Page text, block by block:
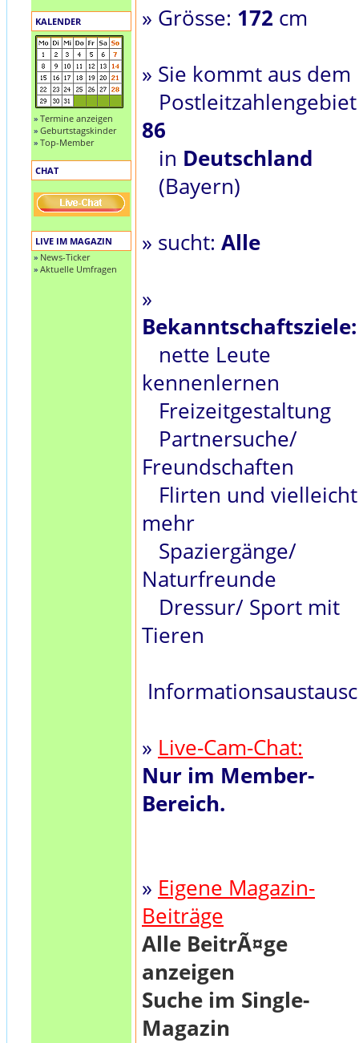
KALENDER
» Termine anzeigen
» Geburtstagskinder
» Top-Member
CHAT
LIVE IM MAGAZIN
» News-Ticker
» Aktuelle Umfragen
» Grösse: 172 cm
» Sie kommt aus dem
Postleitzahlengebiet
86
in Deutschland
(Bayern)
» sucht: Alle
»
Bekanntschaftsziele:
nette Leute
kennenlernen
Freizeitgestaltung
Partnersuche/
Freundschaften
Flirten und vielleicht
mehr
Spaziergänge/
Naturfreunde
Dressur/ Sport mit
Tieren
» Live-Cam-Chat:
Nur im Member-
Bereich.
» Eigene Magazin-
Beiträge
Alle BeitrÃ¤ge
anzeigen
Suche im Single-
Magazin